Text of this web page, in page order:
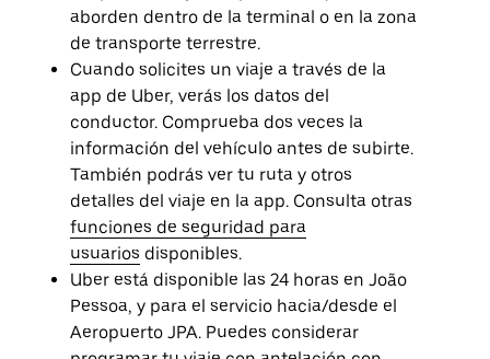
aborden dentro de la terminal o en la zona
de transporte terrestre.
Cuando solicites un viaje a través de la
app de Uber, verás los datos del
conductor. Comprueba dos veces la
información del vehículo antes de subirte.
También podrás ver tu ruta y otros
detalles del viaje en la app. Consulta otras
funciones de seguridad para
usuarios disponibles.
Uber está disponible las 24 horas en João
Pessoa, y para el servicio hacia/desde el
Aeropuerto JPA. Puedes considerar